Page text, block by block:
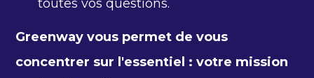
toutes vos questions.
Greenway vous permet de vous
concentrer sur l'essentiel : votre mission